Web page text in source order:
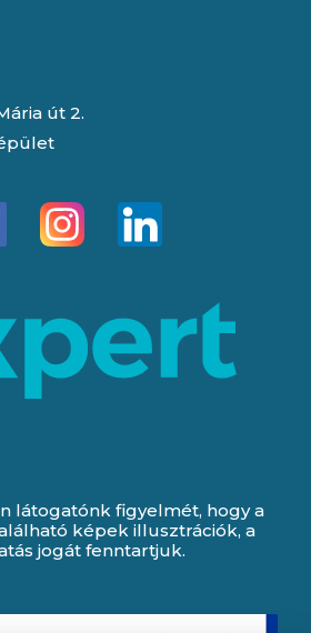
út 2.
látogatónk figyelmét, hogy a
képek illusztrációk, a
jogát fenntartjuk.